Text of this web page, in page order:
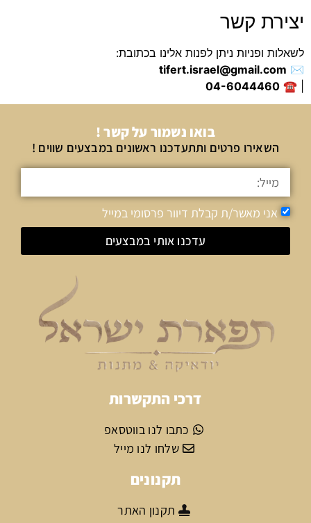
יצירת קשר
לשאלות ופניות ניתן לפנות אלינו בכתובת:
✉️
tifert.israel@gmail.com
| ☎️
04-6044460
בואו נשמור על קשר !
השאירו פרטים ותתעדכנו ראשונים במבצעים שווים !
אני מאשר/ת קבלת דיוור פרסומי במייל
עדכנו אותי במבצעים
דרכי התקשרות
כתבו לנו בווטסאפ
שלחו לנו מייל
תקנונים
תקנון האתר